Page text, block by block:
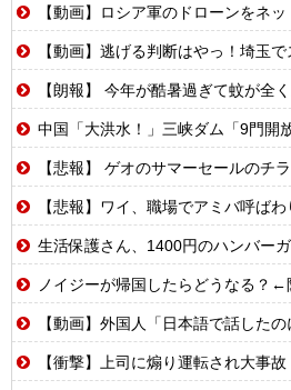
【動画】ロシア軍のドローンをネット発
【動画】逃げる判断はやっ！埼玉でスマホ運転
【朗報】 今年が酷暑過ぎて蚊が全
中国「大洪水！」三峡ダム「9門開放！（全力放流」中国都市「三峡沿線の道路水没」中国政府「高
【悲報】 ゲオのサマーセールのチ
【悲報】ワイ、職場でアミバ呼ばわ
生活保護さん、1400円のハンバーガ
ノイジーが帰国したらどうなる？←阪神
【動画】外国人「日本語で話したのに英語で返され
【衝撃】上司に煽り運転され大事故「ププッw大丈夫かぁ〜?w」→俺「